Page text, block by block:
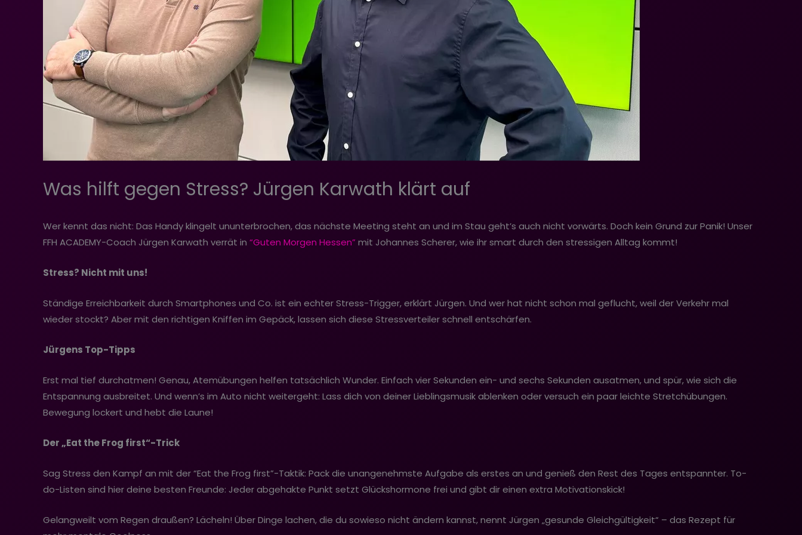
Was hilft gegen Stress? Jürgen Karwath klärt auf
Wer kennt das nicht: Das Handy klingelt ununterbrochen, das nächste Meeting steht an und im Stau geht’s auch nicht vorwärts. Doch kein Grund zur Panik! Unser
FFH ACADEMY-Coach Jürgen Karwath verrät in “Guten Morgen Hessen” mit Johannes Scherer, wie ihr smart durch den stressigen Alltag kommt!
Stress? Nicht mit uns!
Ständige Erreichbarkeit durch Smartphones und Co. ist ein echter Stress-Trigger, erklärt Jürgen. Und wer hat nicht schon mal geflucht, weil der Verkehr mal
wieder stockt? Aber mit den richtigen Kniffen im Gepäck, lassen sich diese Stressverteiler schnell entschärfen.
Jürgens Top-Tipps
Erst mal tief durchatmen! Genau, Atemübungen helfen tatsächlich Wunder. Einfach vier Sekunden ein- und sechs Sekunden ausatmen, und spür, wie sich die
Entspannung ausbreitet. Und wenn’s im Auto nicht weitergeht: Lass dich von deiner Lieblingsmusik ablenken oder versuch ein paar leichte Stretchübungen.
Bewegung lockert und hebt die Laune!
Der „Eat the Frog first“-Trick
Sag Stress den Kampf an mit der “Eat the Frog first”-Taktik: Pack die unangenehmste Aufgabe als erstes an und genieß den Rest des Tages entspannter. To-
do-Listen sind hier deine besten Freunde: Jeder abgehakte Punkt setzt Glückshormone frei und gibt dir einen extra Motivationskick!
Gelangweilt vom Regen draußen? Lächeln! Über Dinge lachen, die du sowieso nicht ändern kannst, nennt Jürgen „gesunde Gleichgültigkeit“ – das Rezept für